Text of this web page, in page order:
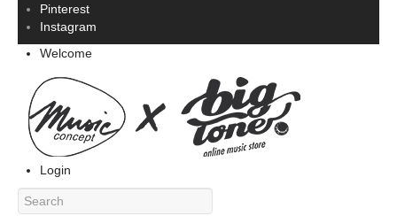
Pinterest
Instagram
Welcome
Login